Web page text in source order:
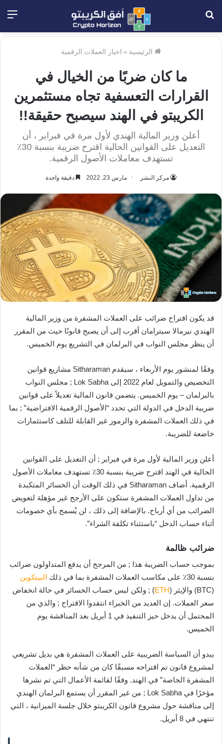
الرئيسية » اخبار العملات الرقمية
ما كان ضربًا من الخيال في
القرارات التعسفية تجاه مستثمرين
الكريبتو في الهند سيصبح حقيقة!!
أعلن وزير المالية الهندي لأول مرة في فبراير ، أن
التعديل على القوانين الحالية اقترح ضريبة بنسبة 30٪
تستهدف معاملات الأصول الرقمية.
مركز النشر مارس 23, 2022 دقيقة واحدة
قد يكون اقتراح ضرائب على العملات المشفرة من وزير المالية
الهندي نيرمالا سيترامان أقرب إلى أن يصبح قانونًا حيث من المقرر
أن ينظر مجلس النواب في البرلمان في التشريع يوم الخميس.
وفقًا لمنشور يوم الأربعاء ، سيقدم Sitharaman مشاريع قوانين
التخصيص والتمويل لعام 2022 إلى Lok Sabha ; مجلس النواب
بالبرلمان – يوم الخميس. يتضمن قانون المالية تعديلاً على قوانين
ضريبة الدخل في الدولة التي تحدد “الأصول الرقمية الافتراضية” ; بما
في ذلك العملات المشفرة والرموز غير القابلة للتلف كاستثمارات
خاضعة للضريبة.
أعلن وزير المالية لأول مرة في فبراير ; أن التعديل على القوانين
الحالية في الهند اقترح ضريبة بنسبة 30٪ تستهدف معاملات الأصول
الرقمية. أضاف Sitharaman في ذلك الوقت أن الخسائر المتكبدة
من تداول العملات المشفرة ستكون على الأرجح غير مؤهلة لتعويض
الضرائب من أي أرباح. بالإضافة إلى ذلك ، لن يُسمح بأي خصومات
أثناء حساب الدخل “باستثناء تكلفة الشراء”.
ضرائب ظالمة
بموجب حساب الضريبة هذا ; من المرجح أن يدفع المتداولون ضرائب
بنسبة 30٪ على مكاسب العملات المشفرة بما في ذلك
البيتكوين
(BTC) والإيثر (
ETH) ; ولكن ليس حساب الخسائر في حالة انخفاض
سعر العملات. إن العديد من الخبراء انتقدوا الاقتراح ; والذي من
المحتمل أن يدخل حيز التنفيذ في 1 أبريل بعد المناقشة يوم
الخميس.
يبدو أن السياسة الضريبية على العملات المشفرة هي بديل تشريعي
لمشروع قانون تم اقتراحه مسبقًا كان من شأنه حظر “العملات
المشفرة الخاصة” في الهند. وفقًا لقائمة الأعمال التي تم نشرها
مؤخرًا في Lok Sabha ; من غير المقرر أن يستمع البرلمان الهندي
إلى مناقشة حول مشروع قانون الكريبتو خلال جلسة الميزانية ، التي
تنتهي في 8 أبريل.